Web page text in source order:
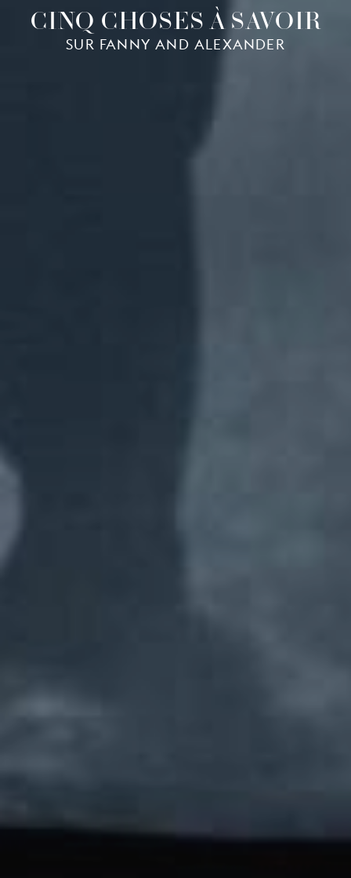
CINQ CHOSES À SAVOIR
SUR FANNY AND ALEXANDER